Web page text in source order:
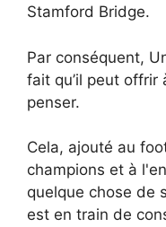
Stamford Bridge.
Par conséquent,
fait qu’il peut offrir
penser.
Cela, ajouté au
champions et à
quelque chose de
est en train de